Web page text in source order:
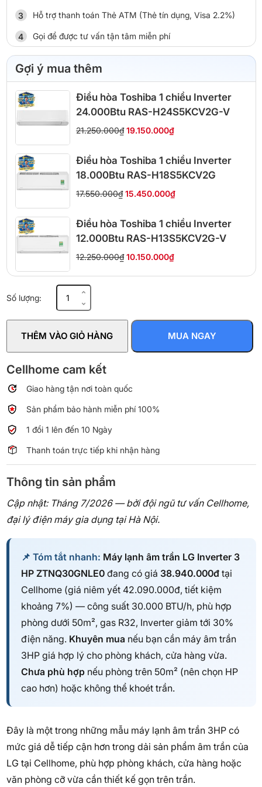
Hỗ trợ thanh toán Thẻ ATM (Thẻ tín dụng, Visa 2.2%)
Gọi để được tư vấn tận tâm miễn phí
Gợi ý mua thêm
Điều hòa Toshiba 1 chiều Inverter
24.000Btu RAS-H24S5KCV2G-V
21.250.000₫ 19.150.000₫
Điều hòa Toshiba 1 chiều Inverter
18.000Btu RAS-H18S5KCV2G
17.550.000₫ 15.450.000₫
Điều hòa Toshiba 1 chiều Inverter
12.000Btu RAS-H13S5KCV2G-V
12.250.000₫ 10.150.000₫
Số lượng:
Máy
lạnh
LG
Inverter
HP
ZTNQ30GNLE0
lượng
THÊM VÀO GIỎ HÀNG MUA NGAY
Cellhome cam kết
Giao hàng tận nơi toàn quốc
Sản phẩm bảo hành miễn phí 100%
1 đổi 1 lên đến 10 Ngày
Thanh toán trực tiếp khi nhận hàng
Thông tin sản phẩm
Cập nhật: Tháng 7/2026 — bởi đội ngũ tư vấn Cellhome,
đại lý điện máy gia dụng tại Hà Nội.
📌 Tóm tắt nhanh: Máy lạnh âm trần LG Inverter 3
HP ZTNQ30GNLE0đang có giá 38.940.000đtại
Cellhome (giá niêm yết 42.090.000đ, tiết kiệm
khoảng 7%) — công suất 30.000 BTU/h, phù hợp
phòng dưới 50m², gas R32, Inverter giảm tới 30%
điện năng. Khuyên mua nếu bạn cần máy âm trần
3HP giá hợp lý cho phòng khách, cửa hàng vừa.
Chưa phù hợpnếu phòng trên 50m² (nên chọn HP
cao hơn) hoặc không thể khoét trần.
Đây là một trong những mẫu máy lạnh âm trần 3HP có
mức giá dễ tiếp cận hơn trong dải sản phẩm âm trần của
LG tại Cellhome, phù hợp phòng khách, cửa hàng hoặc
văn phòng cỡ vừa cần thiết kế gọn trên trần.